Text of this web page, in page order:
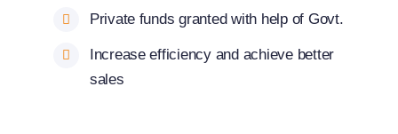
Private funds granted with help of Govt.
Increase efficiency and achieve better
sales